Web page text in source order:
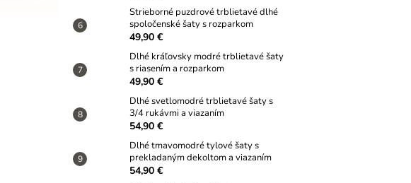
Strieborné puzdrové trblietavé dlhé
spoločenské šaty s rozparkom
49,90 €
Dlhé kráľovsky modré trblietavé šaty
s riasením a rozparkom
49,90 €
Dlhé svetlomodré trblietavé šaty s
3/4 rukávmi a viazaním
54,90 €
Dlhé tmavomodré tylové šaty s
prekladaným dekoltom a viazaním
54,90 €